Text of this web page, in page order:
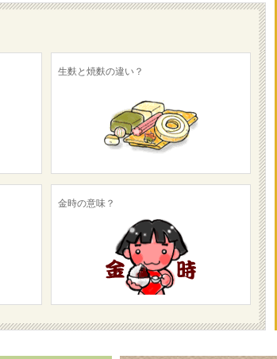
生麩と焼麩の違い？
金時の意味？